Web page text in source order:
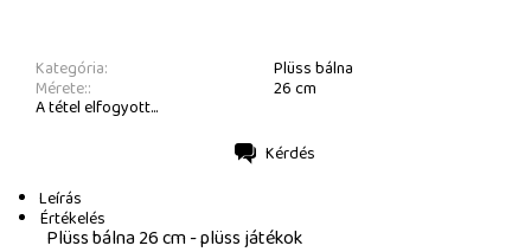
Kategória: Plüss bálna
Mérete:: 26 cm
A tétel elfogyott...
Kérdés
Leírás
Értékelés
Plüss bálna 26 cm - plüss játékok